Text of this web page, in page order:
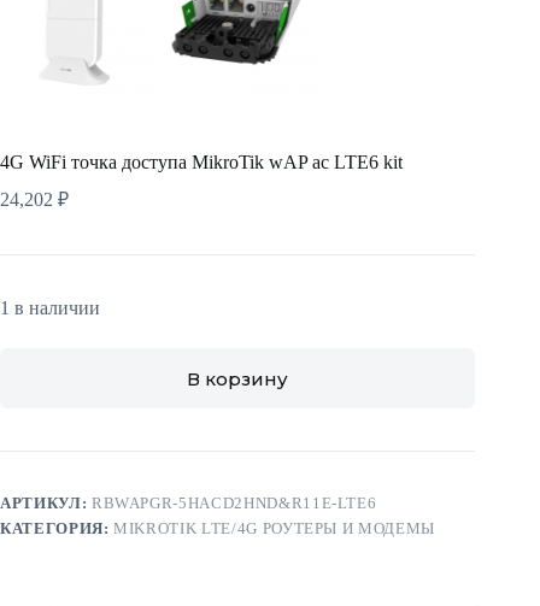
4G WiFi точка доступа MikroTik wAP ac LTE6 kit
24,202 ₽
1 в наличии
В корзину
АРТИКУЛ: RBWAPGR-5HACD2HND&R11E-LTE6
КАТЕГОРИЯ:MIKROTIK LTE/4G РОУТЕРЫ И МОДЕМЫ